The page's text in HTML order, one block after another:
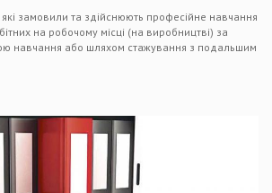
замовили та здійснюють професійне навчання
на робочому місці (на виробництві) за
навчання або шляхом стажування з подальшим